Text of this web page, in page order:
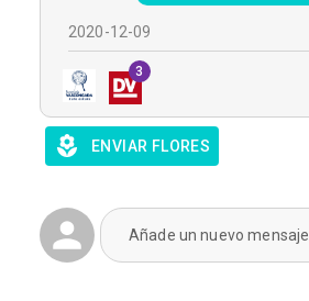
2020-12-09
3
ENVIAR FLORES
Añade un nuevo mensaje